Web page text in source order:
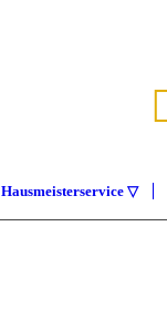
Hausmeisterservice ▽